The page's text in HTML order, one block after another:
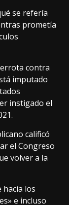
se refería
prometía
contra
imputado
instigado el
calificó
el Congreso
volver a la
los
e incluso